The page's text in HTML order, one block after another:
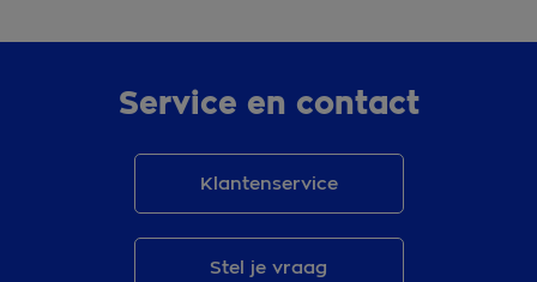
Service en contact
Klantenservice
Stel je vraag